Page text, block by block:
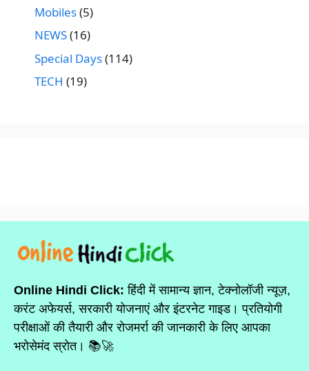
Mobiles(5)
NEWS(16)
Special Days(114)
TECH (19)
Online Hindi Click: हिंदी में सामान्य ज्ञान, टेक्नोलॉजी न्यूज़,
करंट अफेयर्स, सरकारी योजनाएं और इंटरनेट गाइड। प्रतियोगी
परीक्षाओं की तैयारी और रोजमर्रा की जानकारी के लिए आपका
भरोसेमंद स्रोत। 📚🚀